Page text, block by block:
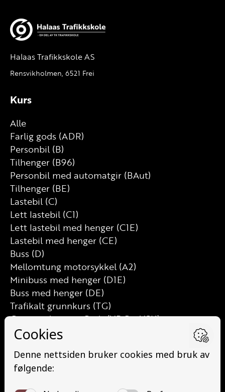
Halaas Trafikkskole AS
Rensvikholmen, 6521 Frei
Kurs
Alle
Farlig gods (ADR)
Personbil (B)
Tilhenger (B96)
Personbil med automatgir (BAut)
Tilhenger (BE)
Lastebil (C)
Lett lastebil (C1)
Lett lastebil med henger (C1E)
Lastebil med henger (CE)
Buss (D)
Mellomtung motorsykkel (A2)
Minibuss med henger (D1E)
Buss med henger (DE)
Trafikalt grunnkurs (TG)
Grunnutdanning Gods (YDG – YSK)
Grunnutdanning Person (YDP – YSK)
YSK Gods etterutdanning (EYDG)
Nettbasert teorikurs (Teorikurs)